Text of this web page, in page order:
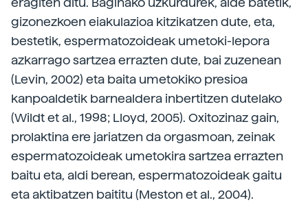
gizonezkoen eiakulazioa kitzikatzen dute, eta,
bestetik, espermatozoideak umetoki-lepora
azkarrago sartzea errazten dute, bai zuzenean
(Levin, 2002) eta baita umetokiko presioa
kanpoaldetik barnealdera inbertitzen dutelako
(Wildt et al., 1998; Lloyd, 2005). Oxitozinaz gain,
prolaktina ere jariatzen da orgasmoan, zeinak
espermatozoideak umetokira sartzea errazten
baitu eta, aldi berean, espermatozoideak gaitu
eta aktibatzen baititu (Meston et al., 2004).